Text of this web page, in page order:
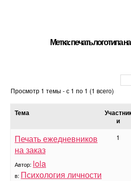
Метка: печать логотипа
Просмотр 1 темы - с 1 по 1 (1 всего)
Тема
и
Печать ежедневников
на заказ
Автор: lola
в: Психология личности
1